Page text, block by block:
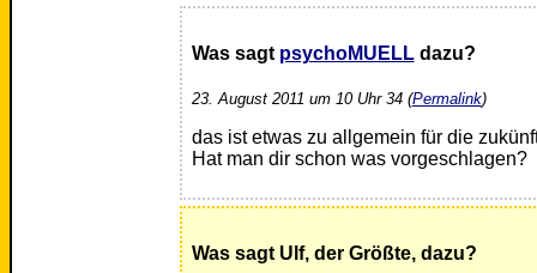
Was sagt psychoMUELLdazu?
23. August 2011 um 10 Uhr 34 (Permalink)
das ist etwas zu allgemein für die
Hat man dir schon was vorgeschlagen?
Was sagt Ulf, der Größte, dazu?